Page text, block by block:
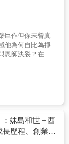
he aimed to
and grassroots
He
Centre and was
emblem.
architects to
return to Hong
life
body of
ideas,
to profoundly
landscape and
and
球中文版，經過
柯比意中文作品
本由現代建築大
《作品全集》，
・柯比意的「教
記」或「成長日
生歷程，全書字
與個性特質：有
與建築創作學習
期待與幻滅；有
仿若「內有惡
洩、被竊占的創
由維琪政權取得
獲臺灣省政府建
完成三信家商波
品市場（1974-
品，並於1967年
，與林慶豐、王
海、楊卓成等人
被書寫。這不僅
話語權，在這雙
荒廢或消失，名
到2000年代後
後第一代本土建
研究，逐步展露
度完整梳理陳仁
勒．柯比意，他
中的建築師。貝
一位大師，他強
社會的縮影。」
愛讓他被稱為柯
一個人無，他必
。」還有華特．
西、倫佐．皮亞
蒂。他們曾經立
為建築付出一輩
，他們從默默無
們從黑暗與沉默
這一本濃縮了人
巨作但你未曾真
他為何自比為掙
恩師決裂？在理
理的筆觸，描繪
扎與人性光輝。
新認識一個在衝
✺ 獨家收錄多幅
．柯比意基金
作與交流處處長
妹島和世＋西
歷程、創業起
作品風格